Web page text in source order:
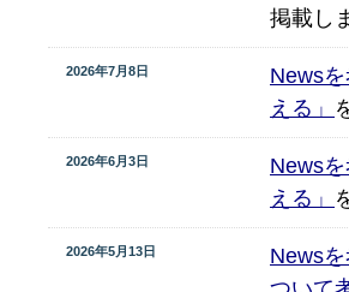
掲載し
2026年7月8日
News
える」
2026年6月3日
News
える」
2026年5月13日
News